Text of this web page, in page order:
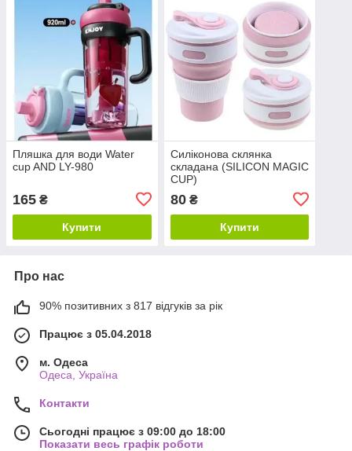
Пляшка для води Water
cup AND LY-980
165 ₴
Купити
Силіконова склянка
складана (SILICON MAGIC
CUP)
80₴
Купити
Про нас
90% позитивних з 817 відгуків за рік
Працює з 05.04.2018
м. Одеса
Одеса, Україна
Контакти
Сьогодні працює з 09:00 до 18:00
Показати весь графік роботи